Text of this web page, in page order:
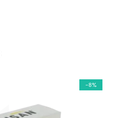
-8%